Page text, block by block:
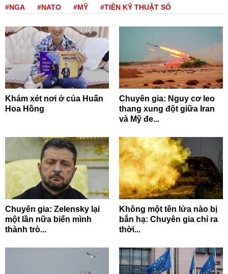
#NGA #NATO #MỸ #TIỀN KỸ THUẬT SỐ
Khám xét nơi ở của Huấn
Hoa Hồng
Chuyên gia: Nguy cơ leo
thang xung đột giữa Iran
và Mỹ đe...
Chuyên gia: Zelensky lại
một lần nữa biến mình
thành trò...
Không một tên lửa nào bị
bắn hạ: Chuyên gia chỉ ra
thời...